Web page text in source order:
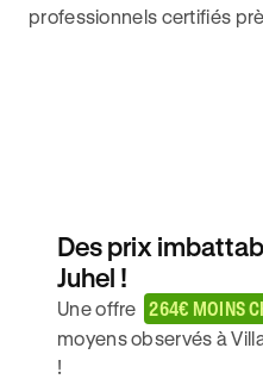
professionnels certifiés
Des prix
Juhel !
Une offre 264€ MOINS
moyens observés à
!